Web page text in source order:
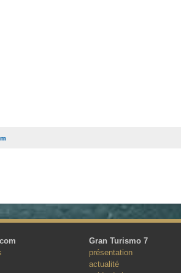
Gran Turismo 7
présentation
actualité